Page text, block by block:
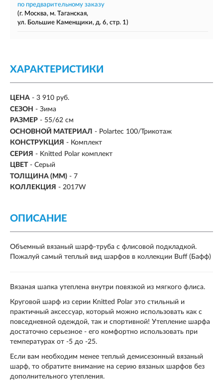
по предварительному заказу
(г. Москва, м. Таганская,
ул. Большие Каменщики, д. 6, стр. 1)
ХАРАКТЕРИСТИКИ
ЦЕНА - 3 910 руб.
СЕЗОН - Зима
РАЗМЕР - 55/62 см
ОСНОВНОЙ МАТЕРИАЛ - Polartec 100/Трикотаж
КОНСТРУКЦИЯ - Комплект
СЕРИЯ - Knitted Polar комплект
ЦВЕТ - Серый
ТОЛЩИНА (ММ) - 7
КОЛЛЕКЦИЯ - 2017W
ОПИСАНИЕ
Объемный вязаный шарф-труба с флисовой подкладкой.
Пожалуй самый теплый вид шарфов в коллекции Buff (Бафф)
Вязаная шапка утеплена внутри повязкой из мягкого флиса.
Круговой шарф из серии Knitted Polar это стильный и
практичный аксессуар, который можно использовать как с
повседневной одеждой, так и спортивной! Утепление шарфа
достаточно серьезное - его комфортно использовать при
температурах от -5 до -25.
Если вам необходим менее теплый демисезонный вязаный
шарф, то обратите внимание на серию вязаных шарфов без
дополнительного утепления.